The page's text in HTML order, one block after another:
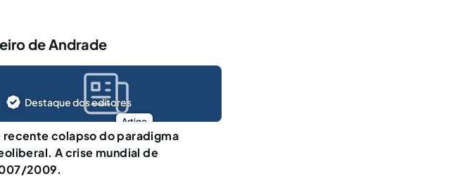
de Andrade
Artigo
Destaque dos editores
recente colapso do paradigma
A crise mundial de
2009.